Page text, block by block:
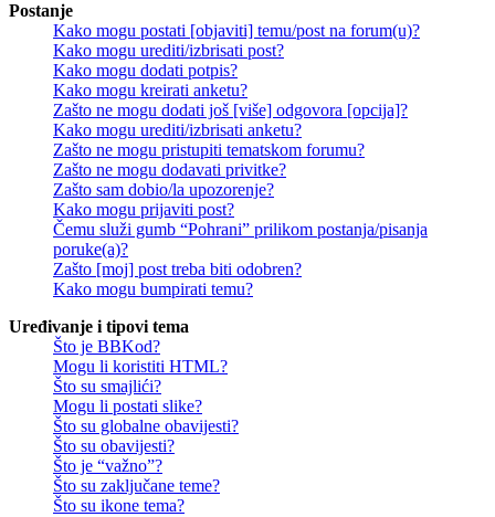
Postanje
Kako mogu postati [objaviti] temu/post na forum(u)?
Kako mogu urediti/izbrisati post?
Kako mogu dodati potpis?
Kako mogu kreirati anketu?
Zašto ne mogu dodati još [više] odgovora [opcija]?
Kako mogu urediti/izbrisati anketu?
Zašto ne mogu pristupiti tematskom forumu?
Zašto ne mogu dodavati privitke?
Zašto sam dobio/la upozorenje?
Kako mogu prijaviti post?
Čemu služi gumb “Pohrani” prilikom postanja/pisanja
poruke(a)?
Zašto [moj] post treba biti odobren?
Kako mogu bumpirati temu?
Uređivanje i tipovi tema
Što je BBKod?
Mogu li koristiti HTML?
Što su smajlići?
Mogu li postati slike?
Što su globalne obavijesti?
Što su obavijesti?
Što je “važno”?
Što su zaključane teme?
Što su ikone tema?